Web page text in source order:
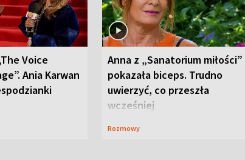
Voice
Ania Karwan
Anna z „Sanatorium miłości”
pokazała biceps. Trudno
uwierzyć, co przeszła
wcześniej
Rozmowy